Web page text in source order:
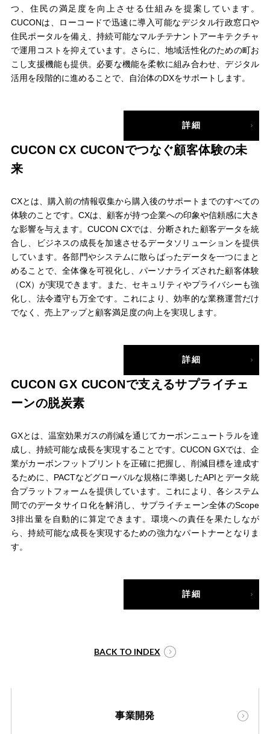
つ、住⺠の満⾜度を向上させる仕組みを提案しています。
CUCONは、ローコードで迅速に導⼊可能なデジタル⾏政窓⼝や
住⺠ポータルを備え、持続可能なマルチテナントアーキテクチャ
で運⽤コストを抑えています。さらに、地域活性化のための町お
こし⽀援機能も提供。必要な機能を柔軟に組み合わせ、デジタル
活⽤を段階的に進めることで、⾃治体のDXをサポートします。
詳細
CUCON CX CUCONでつなぐ顧客体験の未
来
CXとは、購入前の情報収集から購入後のサポートまでのすべての
体験のことです。CXは、顧客が持つ企業への印象や信頼感に大き
な影響を与えます。CUCON CXでは、分断された顧客データを統
合し、ビジネスの成⻑を加速させるデータソリューションを提供
しています。各部⾨やシステムに散らばったデータを⼀つにまと
めることで、全体像を可視化し、パーソナライズされた顧客体験
（CX）が実現できます。また、セキュリティやプライバシーも強
化し、法令遵守も万全です。これにより、効率的な業務運営だけ
でなく、売上アップと顧客満⾜度の向上を実現します。
詳細
CUCON GX CUCONで支えるサプライチェ
ーンの脱炭素
GXとは、温室効果ガスの削減を通じてカーボンニュートラルを達
成し、持続可能な成長を実現することです。CUCON GXでは、企
業がカーボンフットプリントを正確に把握し、削減⽬標を達成す
るために、PACTなどグローバルな規格に準拠したAPIとデータ統
合プラットフォームを提供しています。これにより、各システム
間でのデータサイロ化を解消し、サプライチェーン全体のScope
3排出量を⾃動的に算定できます。環境への責任を果たしなが
ら、持続可能な成⻑を実現するための強⼒なパートナーとなりま
す。
詳細
BACK TO INDEX
事業開発